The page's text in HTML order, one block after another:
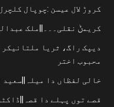
کروڑ لال عیسن :چوپال
کریمݨ نقلی۔۔۔||ملک
دیپک راگ، ثریا
محبوب اختر
خالی لفظاں دا میلہ||سعید
قصے توں پہلے دا